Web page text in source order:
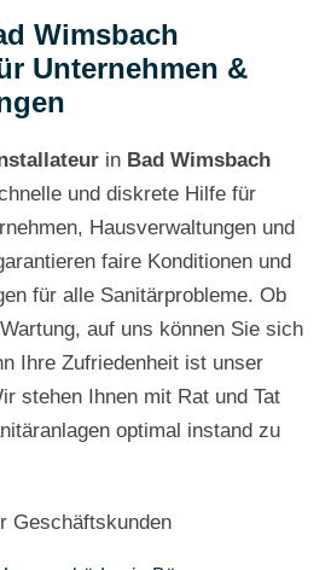
Wimsbach
Unternehmen &
in Bad Wimsbach
und diskrete Hilfe für
Hausverwaltungen und
faire Konditionen und
für alle Sanitärprobleme. Ob
auf uns können Sie sich
Ihre Zufriedenheit ist unser
stehen Ihnen mit Rat und Tat
optimal instand zu
Geschäftskunden